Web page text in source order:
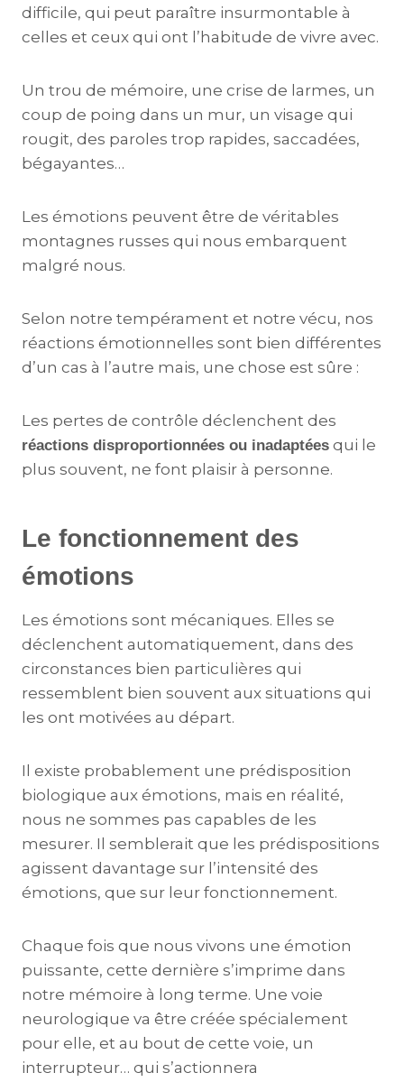
difficile, qui peut paraître insurmontable à
celles et ceux qui ont l’habitude de vivre avec.
Un trou de mémoire, une crise de larmes, un
coup de poing dans un mur, un visage qui
rougit, des paroles trop rapides, saccadées,
bégayantes…
Les émotions peuvent être de véritables
montagnes russes qui nous embarquent
malgré nous.
Selon notre tempérament et notre vécu, nos
réactions émotionnelles sont bien différentes
d’un cas à l’autre mais, une chose est sûre :
Les pertes de contrôle déclenchent des
réactions disproportionnées ou inadaptées qui le
plus souvent, ne font plaisir à personne.
Le fonctionnement des
émotions
Les émotions sont mécaniques. Elles se
déclenchent automatiquement, dans des
circonstances bien particulières qui
ressemblent bien souvent aux situations qui
les ont motivées au départ.
Il existe probablement une prédisposition
biologique aux émotions, mais en réalité,
nous ne sommes pas capables de les
mesurer. Il semblerait que les prédispositions
agissent davantage sur l’intensité des
émotions, que sur leur fonctionnement.
Chaque fois que nous vivons une émotion
puissante, cette dernière s’imprime dans
notre mémoire à long terme. Une voie
neurologique va être créée spécialement
pour elle, et au bout de cette voie, un
interrupteur… qui s’actionnera